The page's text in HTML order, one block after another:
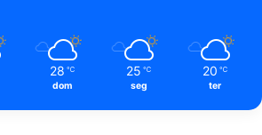
28 ℃
dom
25 ℃
seg
20 ℃
ter